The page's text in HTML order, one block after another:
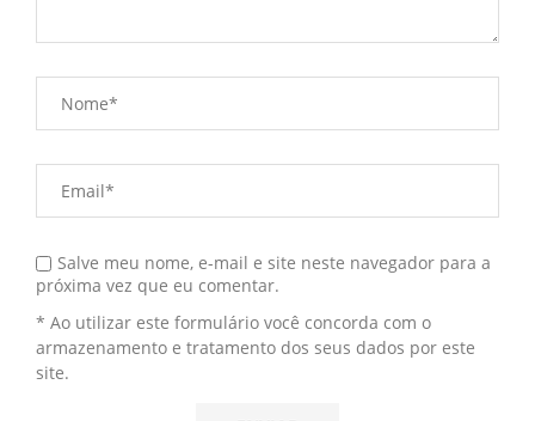
Salve meu nome, e-mail e site neste navegador para a
próxima vez que eu comentar.
* Ao utilizar este formulário você concorda com o
armazenamento e tratamento dos seus dados por este
site.